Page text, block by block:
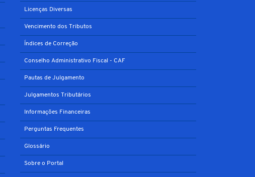
Licenças Diversas
Vencimento dos Tributos
Índices de Correção
Conselho Administrativo Fiscal - CAF
Pautas de Julgamento
Julgamentos Tributários
Informações Financeiras
Perguntas Frequentes
Glossário
Sobre o Portal